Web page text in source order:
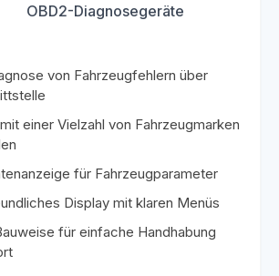
OBD2-Diagnosegeräte
von Fahrzeugfehlern über
einer Vielzahl von Fahrzeugmarken
für Fahrzeugparameter
Display mit klaren Menüs
für einfache Handhabung